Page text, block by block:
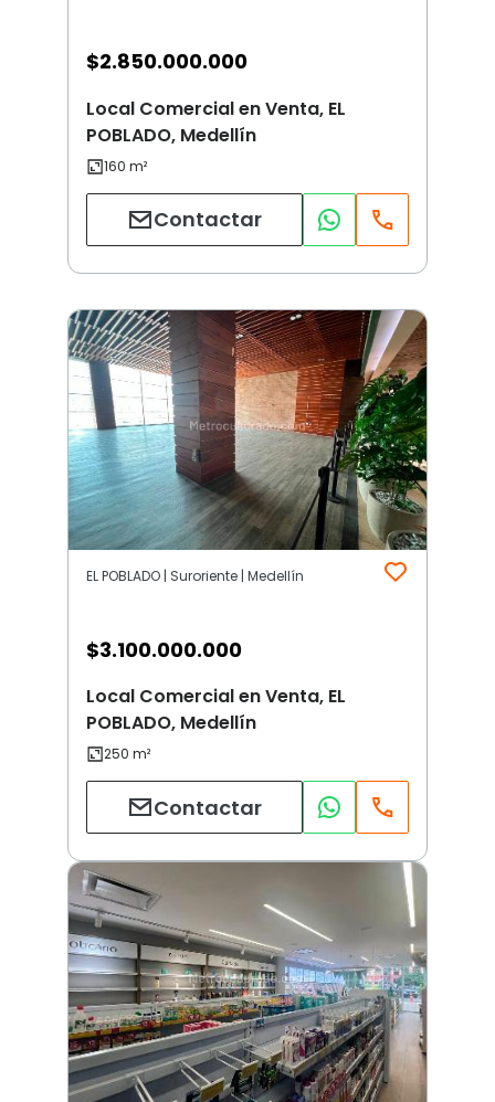
$2.850.000.000
Local Comercial en Venta, EL
POBLADO, Medellín
Contactar
EL POBLADO | Suroriente | Medellín
$3.100.000.000
Local Comercial en Venta, EL
POBLADO, Medellín
Contactar